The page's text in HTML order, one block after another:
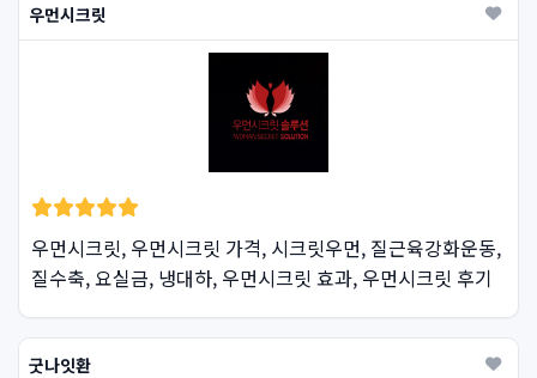
우먼시크릿
우먼시크릿, 우먼시크릿 가격, 시크릿우먼, 질근육강화운동,
질수축, 요실금, 냉대하, 우먼시크릿 효과, 우먼시크릿 후기
굿나잇환